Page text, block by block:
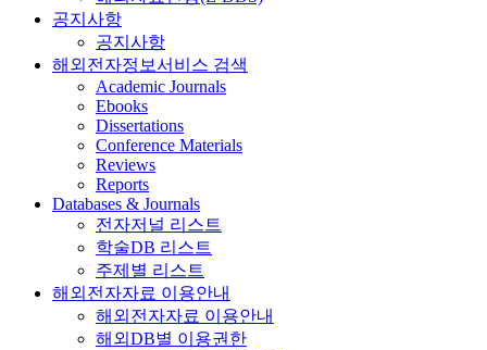
공지사항
공지사항
해외전자정보서비스 검색
Academic Journals
Ebooks
Dissertations
Conference Materials
Reviews
Reports
Databases & Journals
전자저널 리스트
학술DB 리스트
주제별 리스트
해외전자자료 이용안내
해외전자자료 이용안내
해외DB별 이용권한